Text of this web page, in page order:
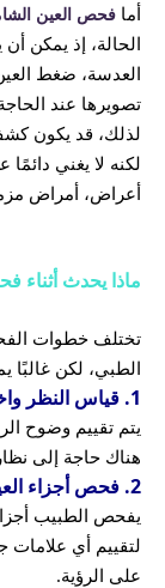
أما فحص العين
الحالة، إذ يمكن
العدسة، ضغط
تصويرها عند
لذلك، قد يكون
لكنه لا يغني
أعراض، أمراض
ماذا يحدث أثناء
تختلف خطوات
الطبي، لكن
1. قياس النظر واختبار الرؤية
يتم تقييم وضوح
هناك حاجة إلى
2. فحص أجزاء العين الأمامية
يفحص الطبيب
لتقييم أي علامات
على الرؤية.